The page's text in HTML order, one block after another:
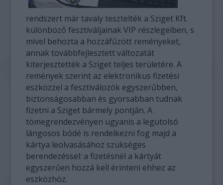
rendszert már tavaly tesztelték a Sziget Kft.
különböző fesztiváljainak VIP részlegeiben, s
mivel behozta a hozzáfűzött reményeket,
annak továbbfejlesztett változatát
kiterjesztették a Sziget teljes területére. A
remények szerint az elektronikus fizetési
eszközzel a fesztiválozók egyszerűbben,
biztonságosabban és gyorsabban tudnak
fizetni a Sziget bármely pontján. A
tömegrendezvényen ugyanis a legutolsó
lángosos bódé is rendelkezni fog majd a
kártya leolvasásához szükséges
berendezéssel: a fizetésnél a kártyát
egyszerűen hozzá kell érinteni ehhez az
eszközhöz.